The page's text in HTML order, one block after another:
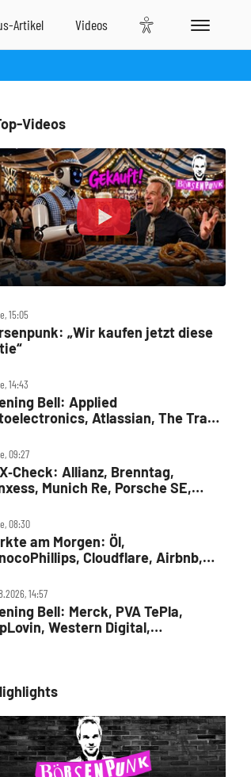
Videos
15:05
„Wir kaufen jetzt diese
14:43
Bell: Applied
Atlassian, The Trade
Airbnb, Western Digital
09:27
Allianz, Brenntag,
Munich Re, Porsche SE,
08:30
am Morgen: Öl,
Cloudflare, Airbnb,
14:57
Bell: Merck, PVA TePla,
Western Digital,